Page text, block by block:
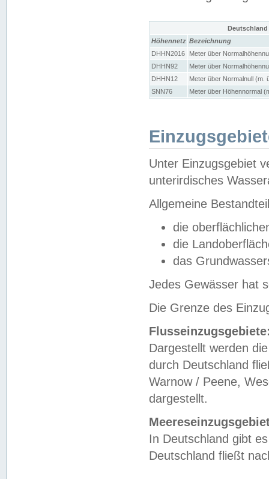
Höhennetz Bezeichnung
DHHN2016
Meter über
DHHN92
Meter über
DHHN12
Meter über Normalnull (m.
SNN76
Meter über Höhennormal
Unter Einzugsgebiet
unterirdisches
Allgemeine
die
die
das
Jedes Gewässer hat
Die Grenze des
Dargestellt werden
durch Deutschland
Warnow / Peene,
dargestellt.
In Deutschland gibt
Deutschland fließt